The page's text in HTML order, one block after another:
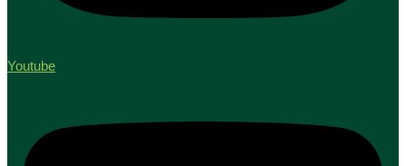
Youtube